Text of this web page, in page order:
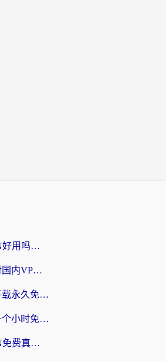
海外党必看：穿梭VPN好用吗？和云帆VPN对比哪个回国效果更好？附真实测评+避坑指南
海外党必看：如何选对国内VPN，实现无缝访问国内资源？
海外党必看：加速器下载永久免费版真的存在吗？教你无缝访问国内资源的正确姿势
海外党自救指南：用一个小时免费加速器，轻松打破国内资源访问壁垒？
海外党必看：中国VPN免费真的靠谱吗？手把手教你选对回国加速器